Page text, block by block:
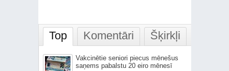
Top Komentāri Šķirkļi
Vakcinētie seniori piecus mēnešus
saņems pabalstu 20 eiro mēnesī